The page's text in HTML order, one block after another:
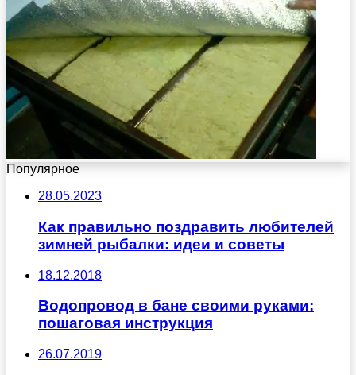
Популярное
28.05.2023
Как правильно поздравить любителей
зимней рыбалки: идеи и советы
18.12.2018
Водопровод в бане своими руками:
пошаговая инструкция
26.07.2019